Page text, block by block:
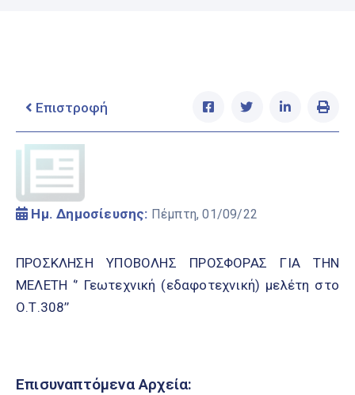
Επιστροφή
Ημ. Δημοσίευσης: Πέμπτη, 01/09/22
ΠΡΟΣΚΛΗΣΗ ΥΠΟΒΟΛΗΣ ΠΡΟΣΦΟΡΑΣ ΓΙΑ ΤΗΝ
ΜΕΛΕΤΗ ‘’ Γεωτεχνική (εδαφοτεχνική) μελέτη στο
Ο.Τ.308’’
Επισυναπτόμενα Αρχεία: